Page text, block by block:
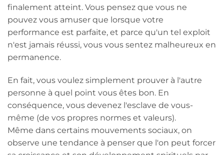
finalement atteint. Vous pensez que vous ne
pouvez vous amuser que lorsque votre
performance est parfaite, et parce qu'un tel exploit
n'est jamais réussi, vous vous sentez malheureux en
permanence.
En fait, vous voulez simplement prouver à l'autre
personne à quel point vous êtes bon. En
conséquence, vous devenez l'esclave de vous-
même (de vos propres normes et valeurs).
Même dans certains mouvements sociaux, on
observe une tendance à penser que l'on peut forcer